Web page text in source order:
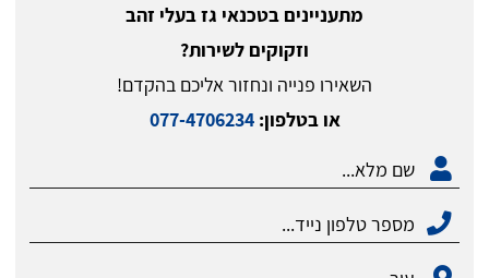
מתעניינים בטכנאי גז בעלי זהב
וזקוקים לשירות?
השאירו פנייה ונחזור אליכם בהקדם!
או בטלפון:077-4706234